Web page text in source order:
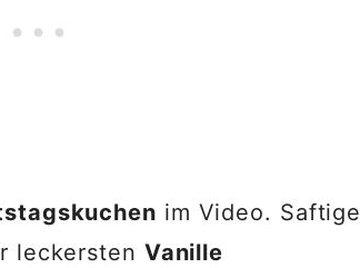
im Video. Saftige
leckersten Vanille